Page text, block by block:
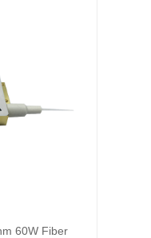
60W Fiber